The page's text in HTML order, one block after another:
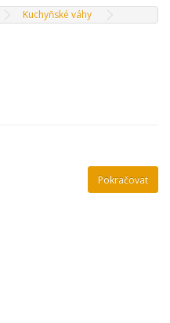
Kuchyňské váhy
Pokračovat